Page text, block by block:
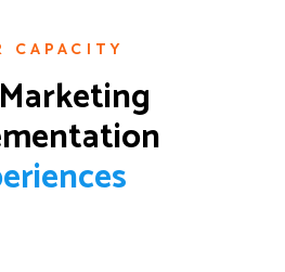
CAPACITY
eriences